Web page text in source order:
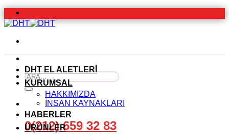
İçeriğe
atla
Ara:
0(212) 659 32 83
DHT EL ALETLERİ
KURUMSAL
HAKKIMIZDA
İNSAN KAYNAKLARI
HABERLER
ÜRÜNLER